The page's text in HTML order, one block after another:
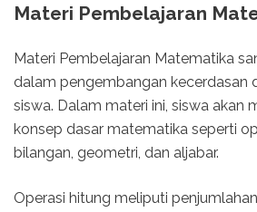
Materi Pembelajaran
Materi Pembelajaran Matematika
dalam pengembangan kecerdasan
siswa. Dalam materi ini, siswa akan
konsep dasar matematika seperti
bilangan, geometri, dan aljabar.
Operasi hitung meliputi